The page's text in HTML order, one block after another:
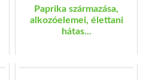
Paprika származása,
alkozóelemei, élettani
hátas...